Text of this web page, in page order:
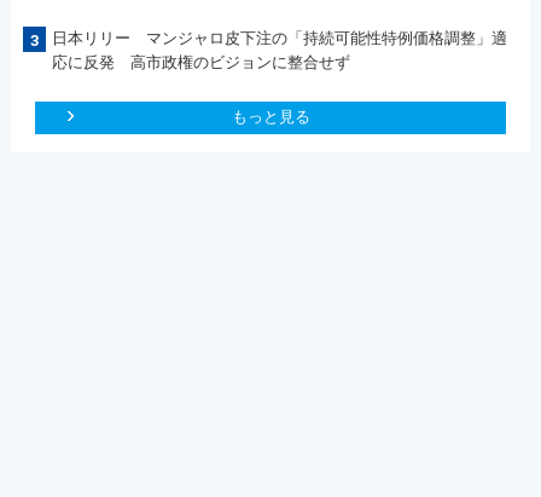
3
日本リリー マンジャロ皮下注の「持続可能性特例価格調整」適
応に反発 高市政権のビジョンに整合せず
もっと見る